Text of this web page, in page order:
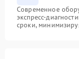
Современное
экспресс-
сроки,